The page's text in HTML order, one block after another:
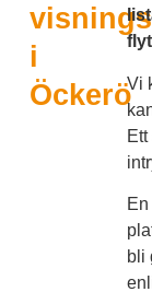
i
ÖckeröVi
bli